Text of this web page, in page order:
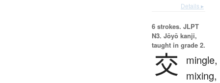
Details ▸
6 strokes. JLPT
N3. Jōyō kanji,
taught in grade 2.
交
mingle,
mixing,